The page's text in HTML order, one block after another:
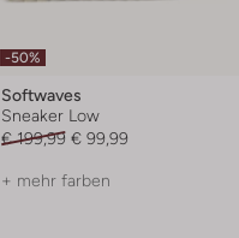
-50%
Softwaves
Sneaker Low
€ 199,99 € 99,99
+ mehr farben